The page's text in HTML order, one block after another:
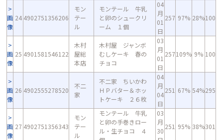
画
像
24 4902751356206
モン
テー
ル
モンテール 牛乳
と卵のシュークリ
ーム １個
04
月
01
日
257 97% 28%100
画
像
25 4901581546122
木村
屋総
本店
木村屋 ジャンボ
むしケーキ 春の
チョコ
03
月
01
日
257109% 9% 100
画
像
26 4902555278520
不二
家
不二家 ちいかわ
ＨＰバター＆ホッ
トケーキ ２６枚
04
月
04
日
251 67% 54%295
画
像
27 4902751356343
モン
テー
ル
モンテール 牛乳
と卵の手巻きロー
ル・生チョコ ４
03
月
30
251 95% 38%301